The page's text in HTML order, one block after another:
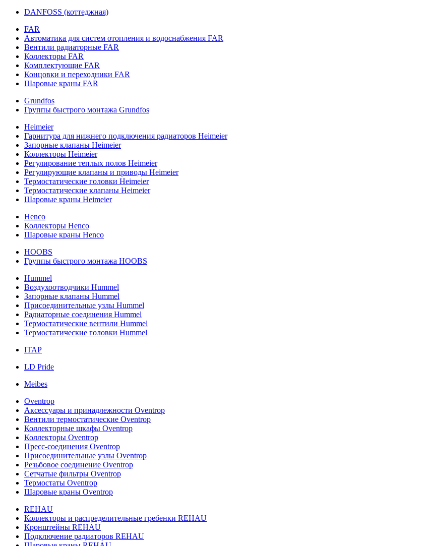
DANFOSS (коттеджная)
FAR
Автоматика для систем отопления и водоснабжения FAR
Вентили радиаторные FAR
Коллекторы FAR
Комплектующие FAR
Концовки и переходники FAR
Шаровые краны FAR
Grundfos
Группы быстрого монтажа Grundfos
Heimeier
Гарнитура для нижнего подключения радиаторов Heimeier
Запорные клапаны Heimeier
Коллекторы Heimeier
Регулирование теплых полов Heimeier
Регулирующие клапаны и приводы Heimeier
Термостатические головки Heimeier
Термостатические клапаны Heimeier
Шаровые краны Heimeier
Henco
Коллекторы Henco
Шаровые краны Henco
HOOBS
Группы быстрого монтажа HOOBS
Hummel
Воздухоотводчики Hummel
Запорные клапаны Hummel
Присоединительные узлы Hummel
Радиаторные соединения Hummel
Термостатические вентили Hummel
Термостатические головки Hummel
ITAP
LD Pride
Meibes
Oventrop
Аксессуары и принадлежности Oventrop
Вентили термостатические Oventrop
Коллекторные шкафы Oventrop
Коллекторы Oventrop
Пресс-соединения Oventrop
Присоединительные узлы Oventrop
Резьбовое соединение Oventrop
Сетчатые фильтры Oventrop
Термостаты Oventrop
Шаровые краны Oventrop
REHAU
Коллекторы и распределительные гребенки REHAU
Кронштейны REHAU
Подключение радиаторов REHAU